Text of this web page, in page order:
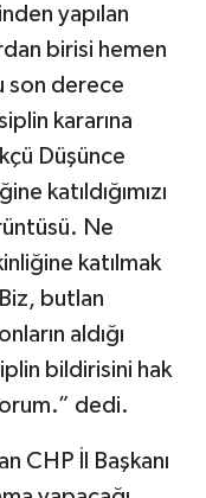
yapılan
birisi hemen
son derece
kararına
Düşünce
katıldığımızı
Ne
katılmak
butlan
aldığı
bildirisini hak
dedi.
CHP İl Başkanı